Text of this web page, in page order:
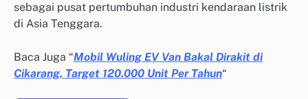
sebagai pusat pertumbuhan industri kendaraan listrik
di Asia Tenggara.
Baca Juga “Mobil Wuling EV Van Bakal Dirakit di
Cikarang, Target 120.000 Unit Per Tahun“